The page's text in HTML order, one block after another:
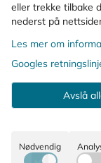
eller trekke tilbake
nederst på
Les mer om
Googles
Avslå
Nødvendig